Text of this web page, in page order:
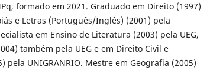
formado em 2021. Graduado em Direito (1997)
e Letras (Português/Inglês) (2001) pela
em Ensino de Literatura (2003) pela UEG,
também pela UEG e em Direito Civil e
pela UNIGRANRIO. Mestre em Geografia (2005)